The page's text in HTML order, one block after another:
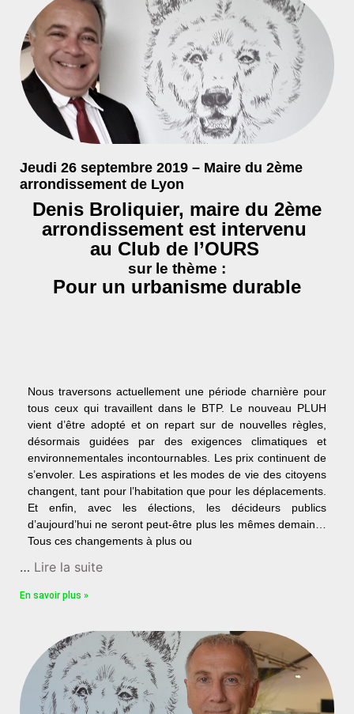
Jeudi 26 septembre 2019 – Maire du 2ème
arrondissement de Lyon
Denis Broliquier, maire du 2ème
arrondissement est intervenu
au Club de l’OURS
sur le thème :
Pour un urbanisme durable
Nous traversons actuellement une période charnière pour
tous ceux qui travaillent dans le BTP. Le nouveau PLUH
vient d’être adopté et on repart sur de nouvelles règles,
désormais guidées par des exigences climatiques et
environnementales incontournables. Les prix continuent de
s’envoler. Les aspirations et les modes de vie des citoyens
changent, tant pour l’habitation que pour les déplacements.
Et enfin, avec les élections, les décideurs publics
d’aujourd’hui ne seront peut-être plus les mêmes demain…
Tous ces changements à plus ou
… Lire la suite
En savoir plus »